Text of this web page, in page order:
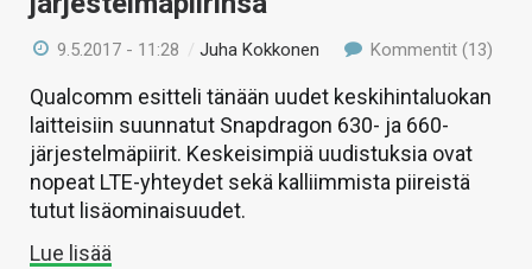
9.5.2017 - 11:28 /Juha Kokkonen Kommentit (13)
Qualcomm esitteli tänään uudet keskihintaluokan
laitteisiin suunnatut Snapdragon 630- ja 660-
järjestelmäpiirit. Keskeisimpiä uudistuksia ovat
nopeat LTE-yhteydet sekä kalliimmista piireistä
tutut lisäominaisuudet.
Lue lisää